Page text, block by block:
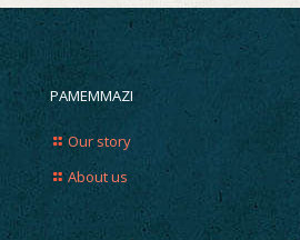
PAMEMMAZI
Our story
About us